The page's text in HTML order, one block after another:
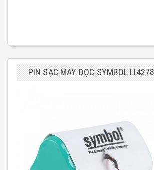
PIN SẠC MÁY ĐỌC SYMBOL LI4278